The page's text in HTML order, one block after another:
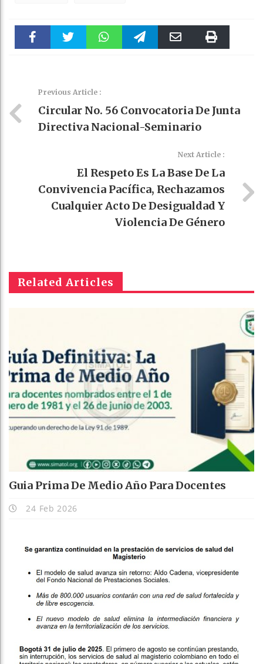
Previous Article :
Circular No. 56 Convocatoria De Junta
Directiva Nacional-Seminario
Next Article :
El Respeto Es La Base De La
Convivencia Pacífica, Rechazamos
Cualquier Acto De Desigualdad Y
Violencia De Género
Related Articles
Guia Prima De Medio Año Para Docentes
24 Feb 2026